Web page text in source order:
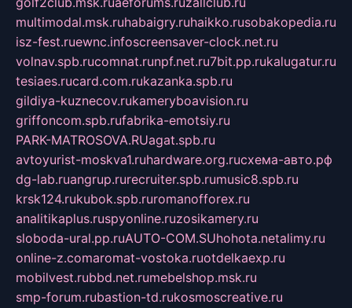
multimodal.msk.ruhabaigry.ruhaikko.rusobakopedia.ru
isz-fest.ruewnc.infoscreensaver-clock.net.ru
volnav.spb.rucomnat.runpf.net.ru7bit.pp.rukalugatur.ru
tesiaes.rucard.com.rukazanka.spb.ru
gildiya-kuznecov.rukameryboavision.ru
griffoncom.spb.rufabrika-emotsiy.ru
PARK-MATROSOVA.RUagat.spb.ru
avtoyurist-moskva1.ruhardware.org.ruсхема-авто.рф
dg-lab.ruangrup.rurecruiter.spb.rumusic8.spb.ru
krsk124.rukubok.spb.ruromanofforex.ru
analitikaplus.ruspyonline.ruzosikamery.ru
sloboda-ural.pp.ruAUTO-COM.SUhohota.netalimy.ru
online-z.comaromat-vostoka.ruotdelkaexp.ru
mobilvest.rubbd.net.rumebelshop.msk.ru
smp-forum.rubastion-td.rukosmoscreative.ru